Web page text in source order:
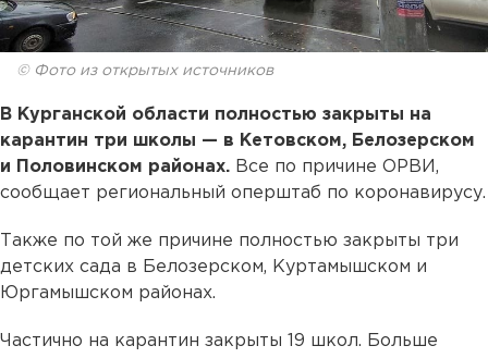
© Фото из открытых источников
В Курганской области полностью закрыты на
карантин три школы — в Кетовском, Белозерском
и Половинском районах. Все по причине ОРВИ,
сообщает региональный оперштаб по коронавирусу.
Также по той же причине полностью закрыты три
детских сада в Белозерском, Куртамышском и
Юргамышском районах.
Частично на карантин закрыты 19 школ. Больше